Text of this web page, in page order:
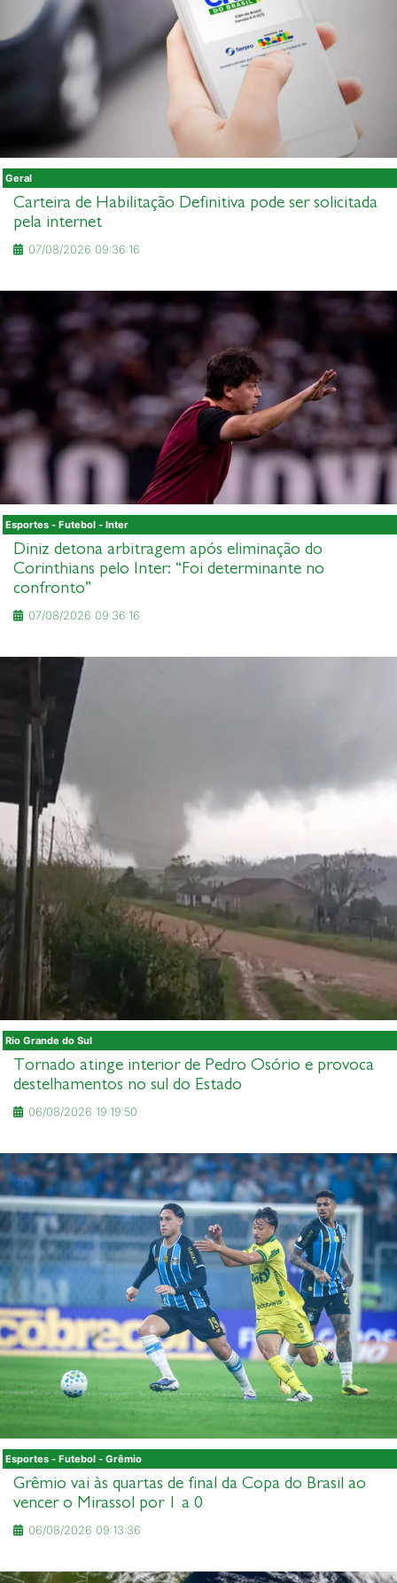
Geral
Carteira de Habilitação Definitiva pode ser solicitada
pela internet
07/08/2026 09:36:16
Esportes - Futebol - Inter
Diniz detona arbitragem após eliminação do
Corinthians pelo Inter: “Foi determinante no
confronto”
07/08/2026 09:36:16
Rio Grande do Sul
Tornado atinge interior de Pedro Osório e provoca
destelhamentos no sul do Estado
06/08/2026 19:19:50
Esportes - Futebol - Grêmio
Grêmio vai às quartas de final da Copa do Brasil ao
vencer o Mirassol por 1 a 0
06/08/2026 09:13:36